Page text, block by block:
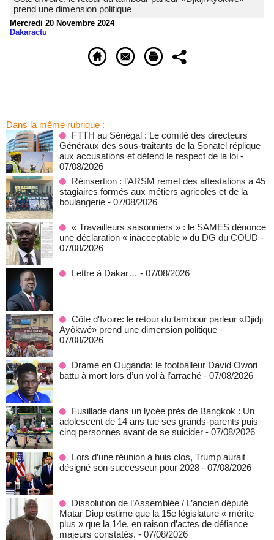
prend une dimension politique
Mercredi 20 Novembre 2024
Dakaractu
Dans la même rubrique :
FTTH au Sénégal : Le comité des directeurs
Généraux des sous-traitants de la Sonatel réplique
aux accusations et défend le respect de la loi -
07/08/2026
Réinsertion : l’ARSM remet des attestations à 45
stagiaires formés aux métiers agricoles et de la
boulangerie - 07/08/2026
« Travailleurs saisonniers » : le SAMES dénonce
une déclaration « inacceptable » du DG du COUD -
07/08/2026
Lettre à Dakar… - 07/08/2026
Côte d'Ivoire: le retour du tambour parleur «Djidji
Ayôkwé» prend une dimension politique -
07/08/2026
Drame en Ouganda: le footballeur David Owori
battu à mort lors d’un vol à l’arraché - 07/08/2026
Fusillade dans un lycée près de Bangkok : Un
adolescent de 14 ans tue ses grands-parents puis
cinq personnes avant de se suicider - 07/08/2026
Lors d’une réunion à huis clos, Trump aurait
désigné son successeur pour 2028 - 07/08/2026
Dissolution de l’Assemblée / L’ancien député
Matar Diop estime que la 15e législature « mérite
plus » que la 14e, en raison d’actes de défiance
majeurs constatés. - 07/08/2026